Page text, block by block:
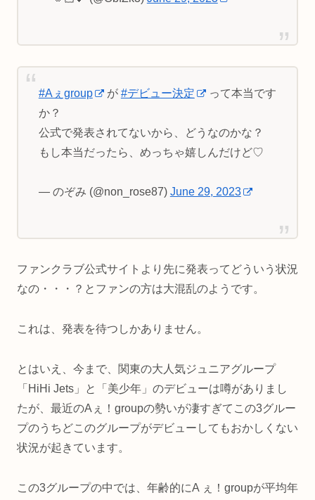
#Aぇgroup が #デビュー決定
って本当です
か？
公式で発表されてないから、どうなのかな？
もし本当だったら、めっちゃ嬉しんだけど♡
— のぞみ (@non_rose87) June 29, 2023
ファンクラブ公式サイトより先に発表ってどういう状況
なの・・・？とファンの方は大混乱のようです。
これは、発表を待つしかありません。
とはいえ、今まで、関東の大人気ジュニアグループ
「HiHi Jets」と「美少年」のデビューは噂がありまし
たが、最近のAぇ！groupの勢いが凄すぎてこの3グルー
プのうちどこのグループがデビューしてもおかしくない
状況が起きています。
この3グループの中では、年齢的にA ぇ！groupが平均年